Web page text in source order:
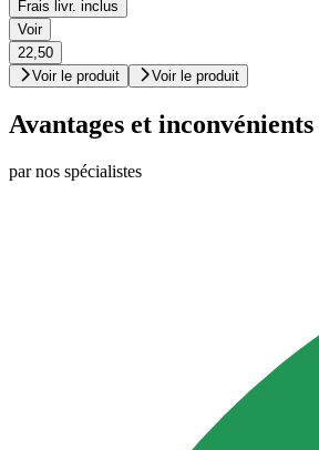
Frais livr. inclus
Voir
22,50
Voir le produit
Voir le produit
Avantages et inconvénients
par nos spécialistes